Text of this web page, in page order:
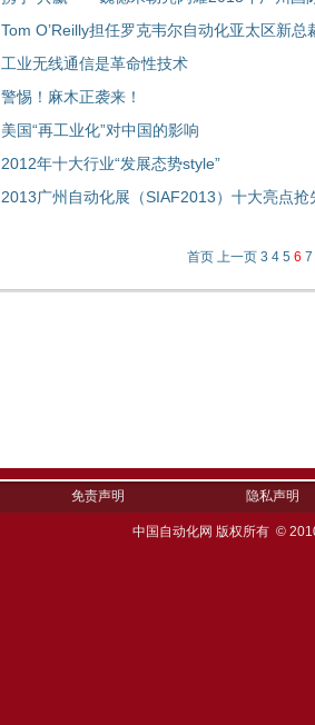
Tom O’Reilly担任罗克韦尔自动化亚太区新总
工业无线通信是革命性技术
警惕！麻木正袭来！
美国“再工业化”对中国的影响
2012年十大行业“发展态势style”
2013广州自动化展（SIAF2013）十大亮点抢
首页 上一页 3 4 5 6 7
免责声明 隐私声明
中国自动化网 版权所有 ©